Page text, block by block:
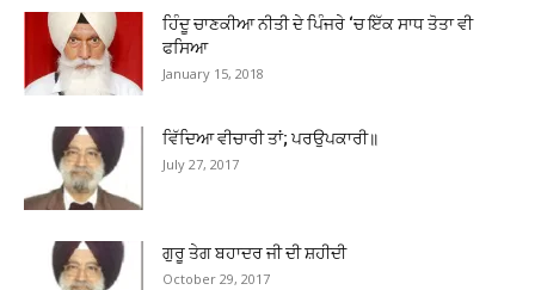
ਹਿੰਦੂ ਚਾਣਕੀਆ ਨੀਤੀ ਦੇ ਪਿੰਜਰੇ ‘ਚ ਇੱਕ ਸਾਧ ਤੋਤਾ ਵੀ
ਫਸਿਆ
January 15, 2018
ਵਿੱਦਿਆ ਵੀਚਾਰੀ ਤਾਂ; ਪਰਉਪਕਾਰੀ॥
July 27, 2017
ਗੁਰੂ ਤੇਗ ਬਹਾਦਰ ਜੀ ਦੀ ਸ਼ਹੀਦੀ
October 29, 2017